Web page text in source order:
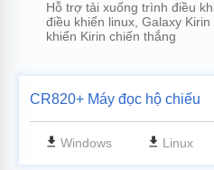
Hỗ trợ tải xuống trình điều
điều khiển linux, Galaxy
khiển Kirin chiến thắng
CR820+ Máy đọc hộ chiếu
Windows Linux